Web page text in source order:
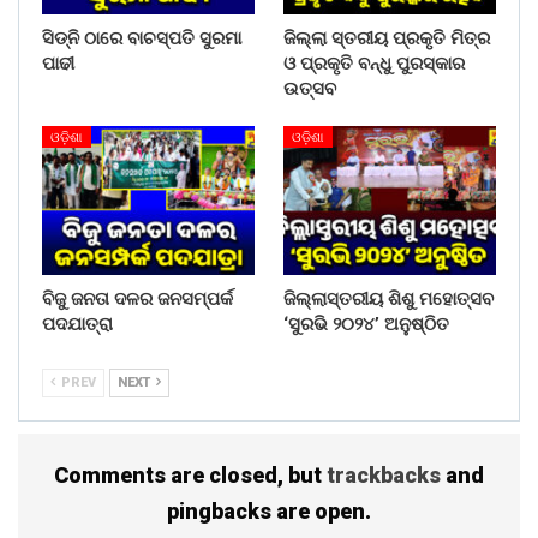
ମନ୍ତ୍ରୀ ଦିବ୍ୟଶଙ୍କର ମିଶ୍ରଙ୍କ ସଂପୃକ୍ତି ଅଭିଯୋଗ କରି
କଂଗ୍ରେସ ଏବଂ ବିଜେପି ପକ୍ଷରୁ ବିକ୍ଷୋଭ ପ୍ରଦର୍ଶନ କରାଯାଇଛି ।
ବିଜେପି ପକ୍ଷରୁ ଆସନ୍ତାକାଲି କଳାହାଣ୍ଡି ବନ୍ଦ ଡାକରା ଦିଆଯାଇଛି ।
Share on:
WhatsApp
ସିଡ୍‌ନି ଠାରେ ବାଚସ୍ପତି ସୁରମା
ପାଢୀ
ଜିଲ୍ଲା ସ୍ତରୀୟ ପ୍ରକୃତି ମିତ୍ର
ଓ ପ୍ରକୃତି ବନ୍ଧୁ ପୁରସ୍କାର
ଉତ୍ସବ
ଓଡ଼ିଶା
ବିଜୁ ଜନତା ଦଳର ଜନସମ୍ପର୍କ
ପଦଯାତ୍ରା
ଓଡ଼ିଶା
ଜିଲ୍ଲାସ୍ତରୀୟ ଶିଶୁ ମହୋତ୍ସବ
‘ସୁରଭି ୨୦୨୪’ ଅନୁଷ୍ଠିତ
PREV NEXT
Comments are closed, buttrackbacks and
pingbacks are open.